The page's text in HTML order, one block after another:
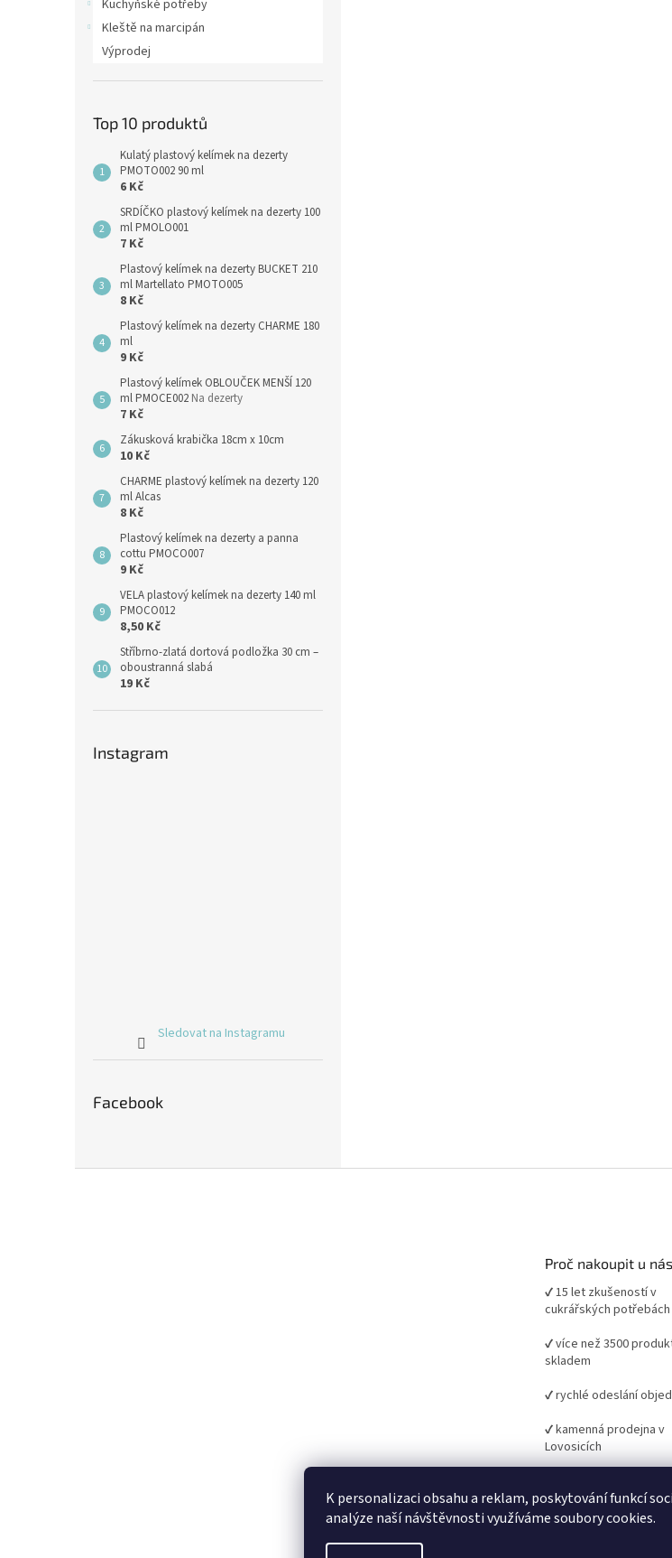
K personalizaci obsahu a reklam, poskytování funkcí
analýze naší návštěvnosti využíváme soubory cookies.
Kuchyňské potřeby
Kleště na marcipán
Výprodej
Top 10 produktů
Kulatý plastový kelímek na dezerty
PMOTO002 90 ml
6 Kč
SRDÍČKO plastový kelímek na dezerty 100
ml PMOLO001
7 Kč
Plastový kelímek na dezerty BUCKET 210
ml Martellato PMOTO005
8 Kč
Plastový kelímek na dezerty CHARME 180
ml
9 Kč
Plastový kelímek OBLOUČEK MENŠÍ 120
ml PMOCE002 Na dezerty
7 Kč
Zákusková krabička 18cm x 10cm
10 Kč
CHARME plastový kelímek na dezerty 120
ml Alcas
8 Kč
Plastový kelímek na dezerty a panna
cottu PMOCO007
9 Kč
VELA plastový kelímek na dezerty 140 ml
PMOCO012
8,50 Kč
Stříbrno-zlatá dortová podložka 30 cm –
oboustranná slabá
19 Kč
Instagram
Sledovat na Instagramu
Facebook
Proč nakoupit u
✔ 15 let zkušeností v
cukrářských potřebách
✔ více než 3500
skladem
✔ rychlé odeslání
✔ kamenná prodejna v
Lovosicích
pro domácí i
pečení